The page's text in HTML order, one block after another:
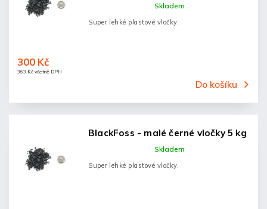
Skladem
363 Kč včetně DPH
300 Kč
Do košíku
Super lehké plastové vločky.
BlackFoss - malé černé vločky 5 kg
Skladem
Super lehké plastové vločky.